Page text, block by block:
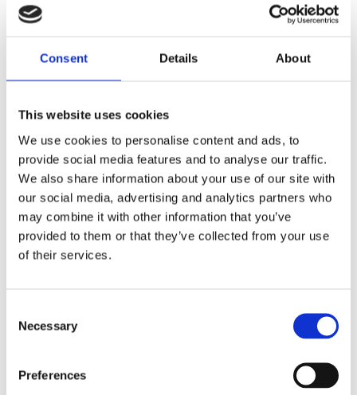
Consent Details About
This website uses cookies
We use cookies to personalise content and ads, to
provide social media features and to analyse our traffic.
We also share information about your use of our site with
our social media, advertising and analytics partners who
may combine it with other information that you’ve
provided to them or that they’ve collected from your use
of their services.
Selection
Necessary
Preferences
00-07, Subaru Legacy 99-03,
Numer artykułu: SU9001KIT
StanNowy
Na stanie
337 PLN